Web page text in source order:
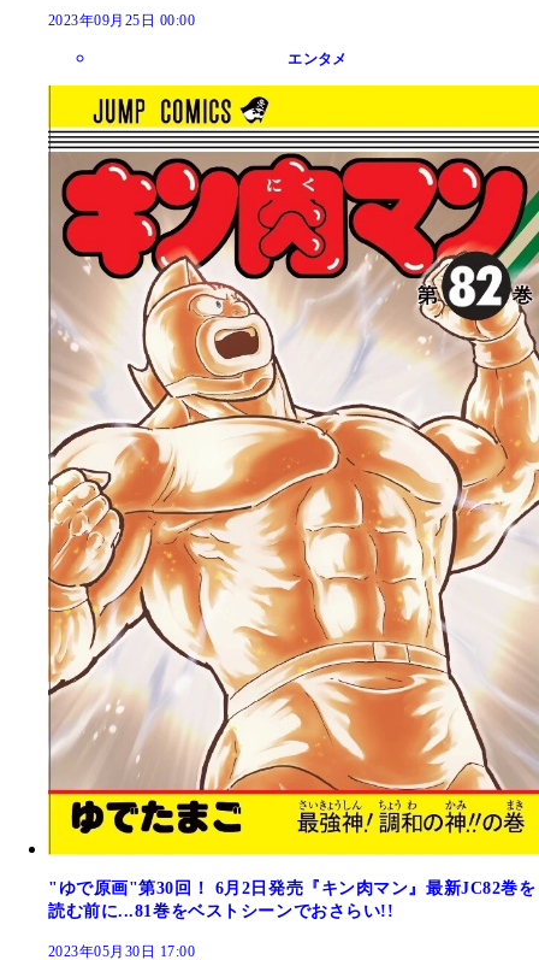
2023年09月25日 00:00
エンタメ
"ゆで原画"第30回！ 6月2日発売『キン肉マン』最新JC82巻を
読む前に...81巻をベストシーンでおさらい!!
2023年05月30日 17:00